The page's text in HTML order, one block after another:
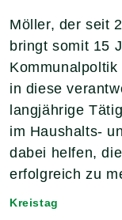
Möller, der seit
bringt somit 15
in diese
langjährige
im Haushalts-
dabei helfen,
erfolgreich zu
Kreistag